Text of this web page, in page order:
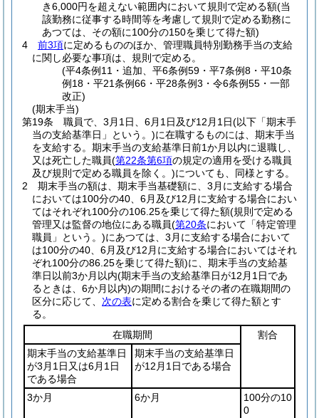
き6,000円を超えない範囲内において規則で定める額(当
該勤務に従事する時間等を考慮して規則で定める勤務に
あつては、その額に100分の150を乗じて得た額)
4
前3項に定めるもののほか、管理職員特別勤務手当の支給
に関し必要な事項は、規則で定める。
(平4条例11・追加、平6条例59・平7条例8・平10条
例18・平21条例66・平28条例3・令6条例55・一部
改正)
(期末手当)
第19条
職員で、3月1日、6月1日及び12月1日(以下「期末手
当の支給基準日」という。)に在職するものには、期末手当
を支給する。 期末手当の支給基準日前1か月以内に退職し、
又は死亡した職員(第22条第6項の規定の適用を受ける職員
及び規則で定める職員を除く。)についても、同様とする。
2
期末手当の額は、期末手当基礎額に、3月に支給する場合
においては100分の40、6月及び12月に支給する場合におい
てはそれぞれ100分の106.25を乗じて得た額(規則で定める
管理又は監督の地位にある職員(第20条において「特定管理
職員」という。)にあつては、3月に支給する場合において
は100分の40、6月及び12月に支給する場合においてはそれ
ぞれ100分の86.25を乗じて得た額)に、期末手当の支給基
準日以前3か月以内(期末手当の支給基準日が12月1日であ
るときは、6か月以内)の期間におけるその者の在職期間の
区分に応じて、 次の表に定める割合を乗じて得た額とす
る。
在職期間
割合
期末手当の支給基準日
が3月1日又は6月1日
である場合
期末手当の支給基準日
が12月1日である場合
3か月 6か月
100分の10
0